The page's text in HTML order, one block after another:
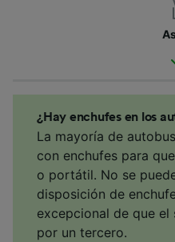
¿Hay enchufes en los
La mayoría de
con enchufes para
o portátil. No se
disposición de
excepcional de que
por un tercero.